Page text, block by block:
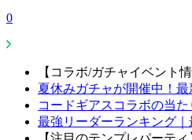
0
【コラボ/ガチャイベント情
夏休みガチャが開催中！
コードギアスコラボの当た
最強リーダーランキング｜